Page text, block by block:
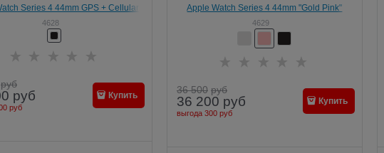
Series 4 44mm GPS + Cellular
Grey" стальной корпус + Milanese
Loop
4628
руб
руб
руб
Купить
Apple Watch Series 4 44mm "Gold Pink"
4629
36 500 руб
36 200 руб
выгода 300 руб
Купить